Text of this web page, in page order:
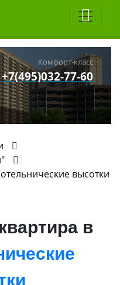
Комфорт-класс
+7(495)032-77-60
высотки
в